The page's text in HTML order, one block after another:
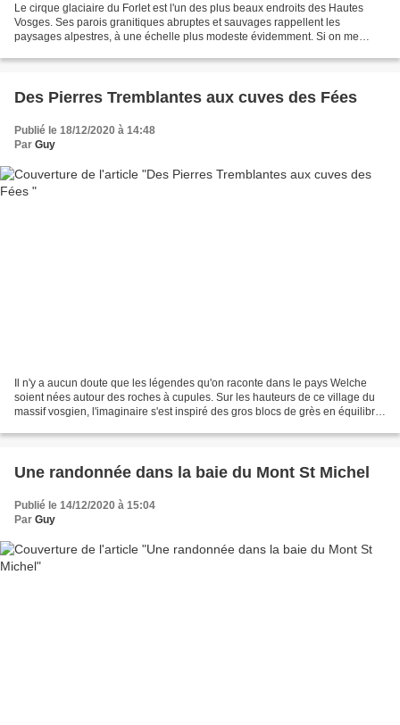
Le cirque glaciaire du Forlet est l'un des plus beaux endroits des Hautes
Vosges. Ses parois granitiques abruptes et sauvages rappellent les
paysages alpestres, à une échelle plus modeste évidemment. Si on me
Des Pierres Tremblantes aux cuves des Fées
Publié le 18/12/2020 à 14:48
Par Guy
Il n'y a aucun doute que les légendes qu'on raconte dans le pays Welche
soient nées autour des roches à cupules. Sur les hauteurs de ce village du
massif vosgien, l'imaginaire s'est inspiré des gros blocs de grès en équilibre.
Une randonnée dans la baie du Mont St Michel
Publié le 14/12/2020 à 15:04
Par Guy